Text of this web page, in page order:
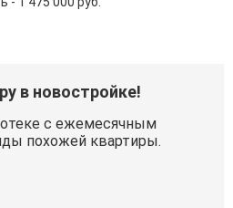
в новостройке!
с ежемесячным
похожей квартиры.